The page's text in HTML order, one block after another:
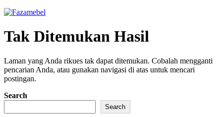
Tak Ditemukan Hasil
Laman yang Anda rikues tak dapat ditemukan. Cobalah mengganti
pencarian Anda, atau gunakan navigasi di atas untuk mencari
postingan.
Search
Search